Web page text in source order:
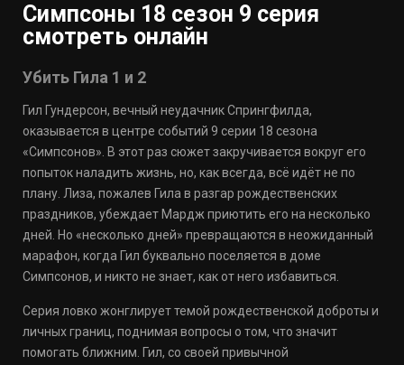
Симпсоны 18 сезон 9 серия
смотреть онлайн
Убить Гила 1 и 2
Гил Гундерсон, вечный неудачник Спрингфилда,
оказывается в центре событий 9 серии 18 сезона
«Симпсонов». В этот раз сюжет закручивается вокруг его
попыток наладить жизнь, но, как всегда, всё идёт не по
плану. Лиза, пожалев Гила в разгар рождественских
праздников, убеждает Мардж приютить его на несколько
дней. Но «несколько дней» превращаются в неожиданный
марафон, когда Гил буквально поселяется в доме
Симпсонов, и никто не знает, как от него избавиться.
Серия ловко жонглирует темой рождественской доброты и
личных границ, поднимая вопросы о том, что значит
помогать ближним. Гил, со своей привычной